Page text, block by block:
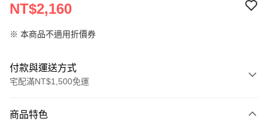
NT$2,160
※ 本商品不適用折價券
付款與運送方式
宅配滿NT$1,500免運
信用卡一次付款
商品特色